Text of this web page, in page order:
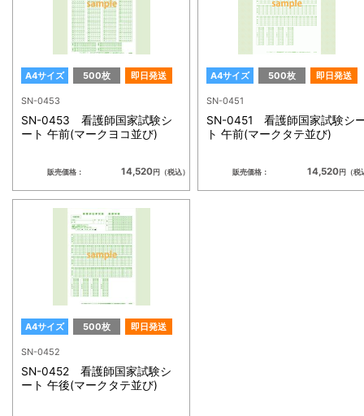
A4サイズ 500枚 即日発送
SN-0453
SN-0453 看護師国家試験シ
ート 午前(マークヨコ並び)
販売価格： 14,520円（税込）
A4サイズ 500枚 即日発送
SN-0451
SN-0451 看護師国家試験シ
ト 午前(マークタテ並び)
販売価格： 14,520円（税
A4サイズ 500枚 即日発送
SN-0452
SN-0452 看護師国家試験シ
ート 午後(マークタテ並び)